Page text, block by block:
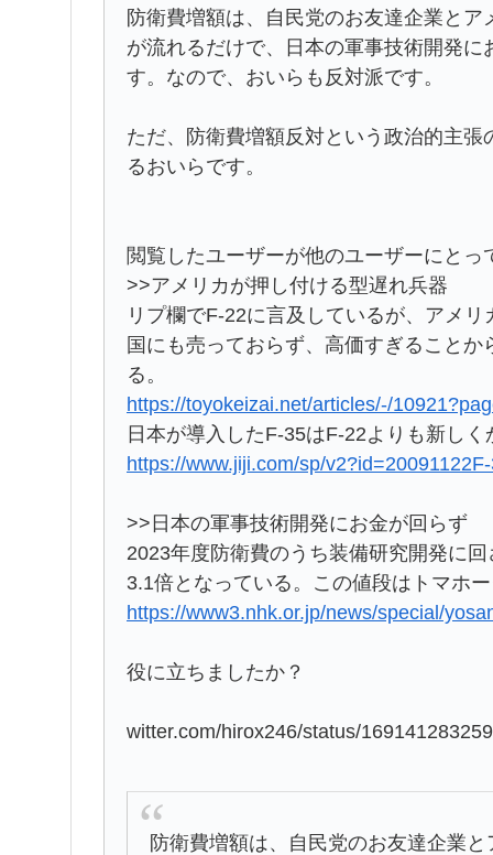
防衛費増額は、自民党のお友達企業と
が流れるだけで、日本の軍事技術開発
す。なので、おいらも反対派です。
ただ、防衛費増額反対という政治的主
るおいらです。
閲覧したユーザーが他のユーザーにと
>>アメリカが押し付ける型遅れ兵器
リプ欄でF-22に言及しているが、アメ
国にも売っておらず、高価すぎること
る。
https://toyokeizai.net/articles/-/
日本が導入したF-35はF-22よりも新し
https://www.jiji.com/sp/
>>日本の軍事技術開発にお金が回らず
2023年度防衛費のうち装備研究開発に
3.1倍となっている。この値段はトマホ
https://www3.nhk.or.jp/news/special/
役に立ちましたか？
witter.com/hirox246/status/
防衛費増額は、自民党のお友達企業